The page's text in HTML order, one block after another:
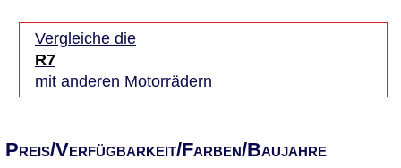
Vergleiche die
R7
mit anderen Motorrädern
Preis/Verfügbarkeit/Farben/Baujahre